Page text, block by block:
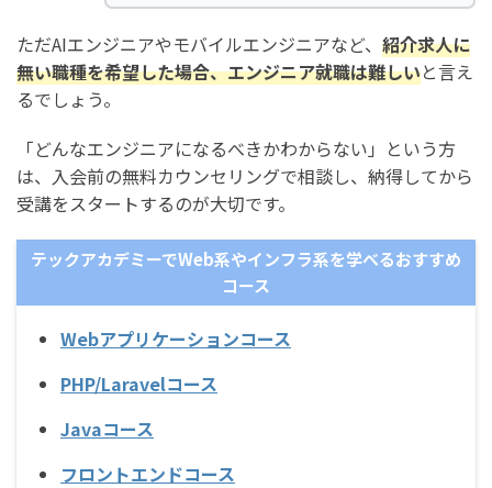
ただAIエンジニアやモバイルエンジニアなど、 紹介求人に
無い職種を希望した場合、エンジニア就職は難しいと言え
るでしょう。
「どんなエンジニアになるべきかわからない」という方
は、入会前の無料カウンセリングで相談し、納得してから
受講をスタートするのが大切です。
テックアカデミーでWeb系やインフラ系を学べるおすすめ
コース
Webアプリケーションコース
PHP/Laravelコース
Javaコース
フロントエンドコース